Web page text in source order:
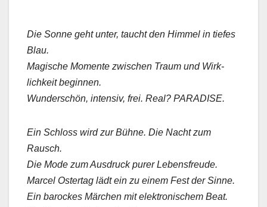
Die Sonne geht unter, taucht den Him­mel in tiefes
Blau.
Magis­che Momente zwis­chen Traum und Wirk­
lichkeit begin­nen.
Wun­der­schön, inten­siv, frei. Real? PARADISE.
Ein Schloss wird zur Bühne. Die Nacht zum
Rausch.
Die Mode zum Aus­druck pur­er Lebens­freude.
Mar­cel Ostertag lädt ein zu einem Fest der Sinne.
Ein barock­es Märchen mit elek­tro­n­is­chem Beat.